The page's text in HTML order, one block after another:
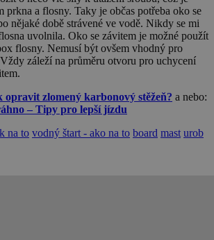
prkna a flosny. Taky je občas potřeba oko se
nějaké době strávené ve vodě. Nikdy se mi
uvolnila. Oko se závitem je možné použít
flosny. Nemusí být ovšem vhodný pro
záleží na průměru otvoru pro uchycení
opravit zlomený karbonový stěžeň? a nebo:
– Tipy pro lepší jízdu
na to vodný štart - ako na to board mast urob